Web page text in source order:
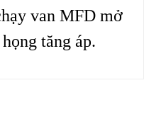
van MFD mở
tăng áp.